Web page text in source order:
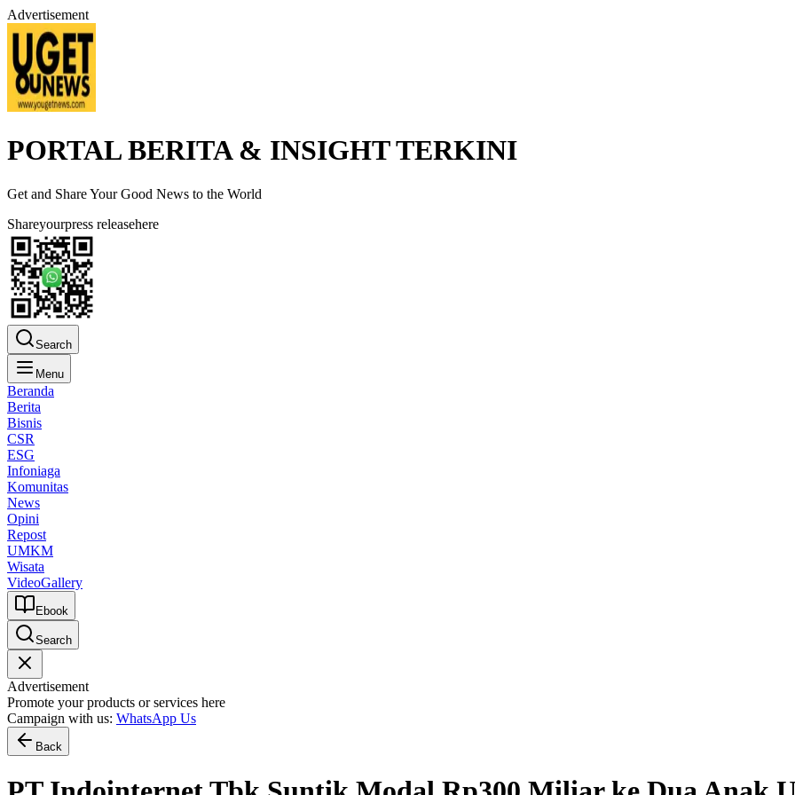
Advertisement
PORTAL BERITA & INSIGHT TERKINI
Get and Share Your Good News to the World
Shareyourpress releasehere
Search
Menu
Beranda
Berita
Bisnis
CSR
ESG
Infoniaga
Komunitas
News
Opini
Repost
UMKM
Wisata
VideoGallery
Ebook
Search
Advertisement
Promote your products or services here
Campaign with us: WhatsApp Us
Back